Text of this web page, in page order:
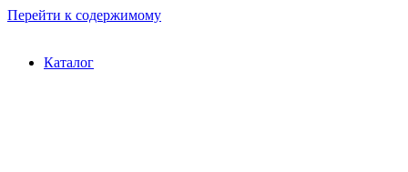
Перейти к содержимому
Каталог